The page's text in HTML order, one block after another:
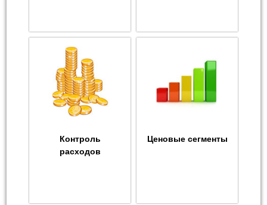
Контроль
расходов
Ценовые сегменты